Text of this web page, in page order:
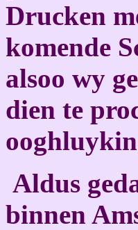
Drucken
komende
alsoo wy
dien te
Aldus
binnen